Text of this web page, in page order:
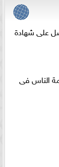
على شهادة
الناس فى